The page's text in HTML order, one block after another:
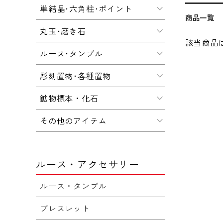
商品一覧
該当商品
単結晶･六角柱･ポイント
丸玉･磨き石
ルース･タンブル
彫刻置物･各種置物
鉱物標本・化石
その他のアイテム
ルース・アクセサリー
ルース・タンブル
ブレスレット